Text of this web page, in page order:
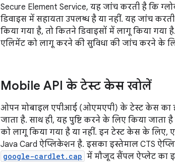
Secure Element Service, यह जांच करती है कि
डिवाइस में सहायता उपलब्ध है या नहीं. यह जांच
किया गया है, तो कितने डिवाइसों में लागू किया
एलिमेंट को लागू करने की सुविधा की जांच करने के
Mobile API के टेस्ट केस खोलें
ओपन मोबाइल एपीआई (ओएमएपी) के टेस्ट केस का
जाता है. साथ ही, यह पुष्टि करने के लिए किया
को लागू किया गया है या नहीं. इन टेस्ट केस के लिए,
Java Card ऐप्लिकेशन है. इसका इस्तेमाल CTS
google-cardlet.cap में मौजूद सैंपल ऐप्लेट का